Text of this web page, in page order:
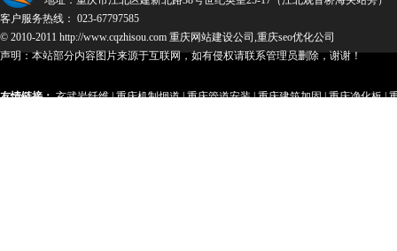
客户服务热线： 023-67797585
© 2010-2011 http://www.cqzhisou.com 重庆网站建设公司,重庆seo优化公司
声明：本站部分内容图片来源于互联网，如有侵权请联系管理员删除，谢谢！
友情链接： 玄武岩纤维|重庆机制烟道|重庆管道安装|重庆建筑加固|重庆净化板|